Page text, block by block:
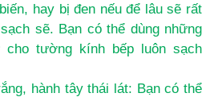
hay bị đen nếu để lâu sẽ rất
sẽ. Bạn có thể dùng những
tường kính bếp luôn sạch
hành tây thái lát: Bạn có thể